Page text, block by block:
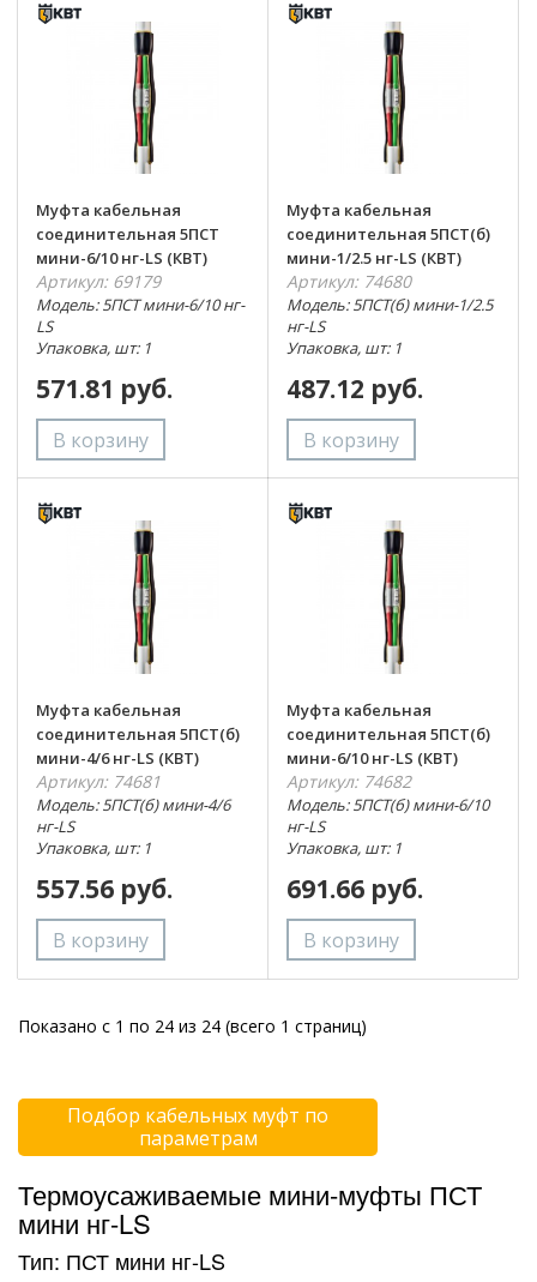
Муфта кабельная
соединительная 5ПСТ
мини-6/10 нг-LS (КВТ)
Артикул: 69179
Модель: 5ПСТ мини-6/10 нг-
LS
Упаковка, шт: 1
571.81 руб.
Муфта кабельная
соединительная 5ПСТ(б)
мини-1/2.5 нг-LS (КВТ)
Артикул: 74680
Модель: 5ПСТ(б) мини-1/2.5
нг-LS
Упаковка, шт: 1
487.12 руб.
Муфта кабельная
соединительная 5ПСТ(б)
мини-4/6 нг-LS (КВТ)
Артикул: 74681
Модель: 5ПСТ(б) мини-4/6
нг-LS
Упаковка, шт: 1
557.56 руб.
Муфта кабельная
соединительная 5ПСТ(б)
мини-6/10 нг-LS (КВТ)
Артикул: 74682
Модель: 5ПСТ(б) мини-6/10
нг-LS
Упаковка, шт: 1
691.66 руб.
Показано с 1 по 24 из 24 (всего 1 страниц)
Подбор кабельных муфт по
параметрам
Термоусаживаемые мини-муфты ПСТ
мини нг-LS
Тип: ПСТ мини нг-LS